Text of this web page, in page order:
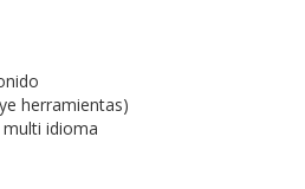
herramientas)
idioma